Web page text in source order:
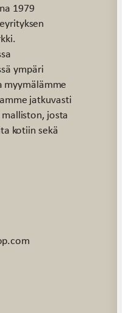
1979
ympäri
myymälämme
jatkuvasti
josta
kotiin sekä